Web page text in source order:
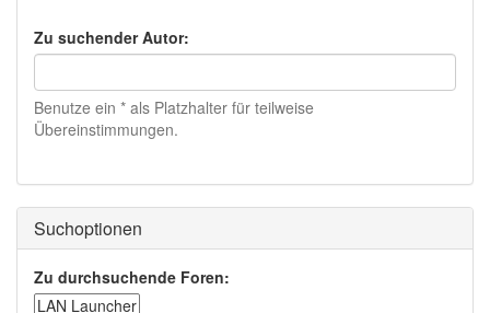
Zu suchender Autor:
Benutze ein * als Platzhalter für teilweise
Übereinstimmungen.
Suchoptionen
Zu durchsuchende Foren: